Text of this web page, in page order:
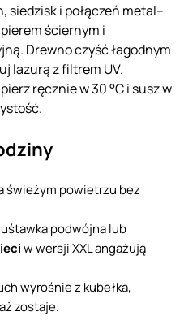
siedzisk i połączeń metal–
ściernym i
Drewno czyść łagodnym
lazurą z filtrem UV.
ręcznie w 30 °C i susz w
świeżym powietrzu bez
podwójna lub
w wersji XXL angażują
wyrośnie z kubełka,
zostaje.